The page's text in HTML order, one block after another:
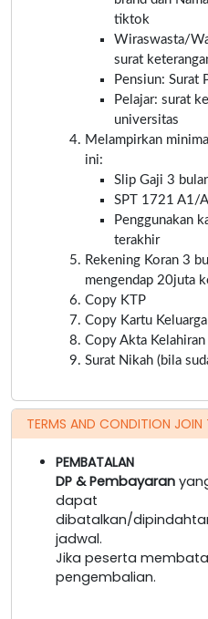
tiktok
Wiraswasta/
surat
Pensiun: Surat
Pelajar: surat
universitas
Melampirkan
ini:
Slip Gaji 3
SPT 1721 A1/
Penggunakan
terakhir
Rekening Koran 3
mengendap 20juta
Copy KTP
Copy Kartu Keluarga
Copy Akta Kelahiran
Surat Nikah (bila
TERMS AND CONDITION JOIN
PEMBATALAN
DP & Pembayaran
dapat
dibatalkan/
jadwal.
Jika peserta
pengembalian.